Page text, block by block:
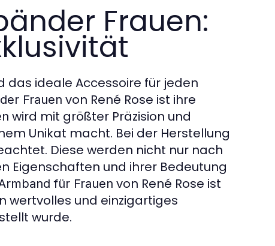
Frauen:
das ideale Accessoire für jeden
Frauen von René Rose ist ihre
wird mit größter Präzision und
Unikat macht. Bei der Herstellung
Diese werden nicht nur nach
Eigenschaften und ihrer Bedeutung
für Frauen von René Rose ist
wertvolles und einzigartiges
wurde.